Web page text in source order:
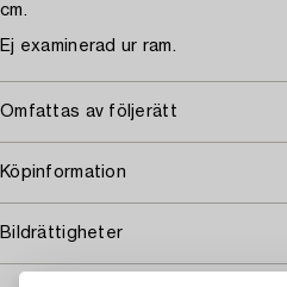
cm.
Ej examinerad ur ram.
Omfattas av följerätt
Köpinformation
Bildrättigheter